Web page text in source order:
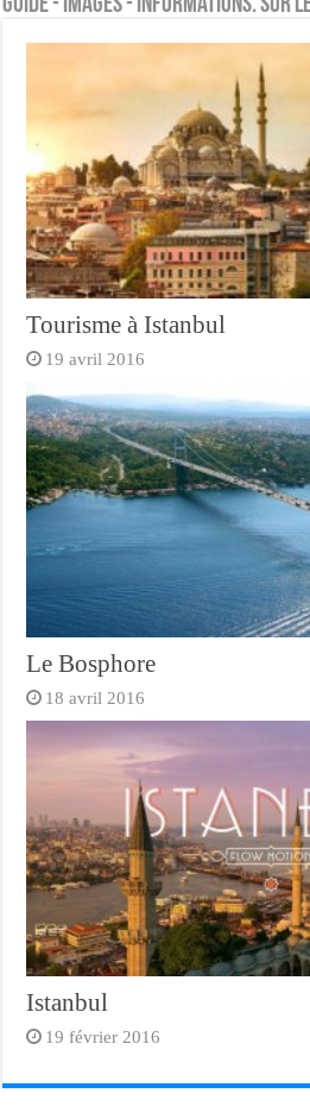
Guide - Images - Informations. Sur
Tourisme à Istanbul
19 avril 2016
Le Bosphore
18 avril 2016
Istanbul
19 février 2016